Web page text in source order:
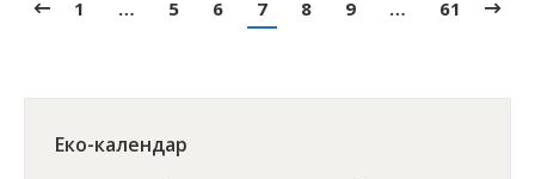
1 … 5 6 7 8 9 … 61
Еко-календар